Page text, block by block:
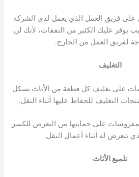
على فريق العمل الذي يعمل لدى الشركة
يوفر عليك الكثير من النفقات، لأنك لن
لفريق العمل من الخارج.
التغليف
على تغليف كل قطعة من الأثاث بشكل
التغليف للحفاظ عليها أثناء النقل.
على حمايتها من التعرض للكسر
تتعرض له أثناء أعمال النقل.
تلميع الأثاث